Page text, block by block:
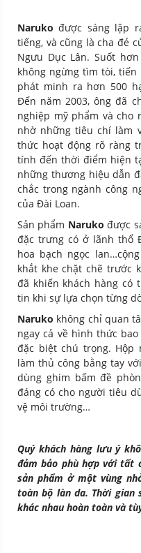
Naruko được sáng lập
tiếng, và cũng là cha đẻ
Ngưu Dục Lân. Suốt
không ngừng tìm tòi, tiến
phát minh ra hơn 500
Đến năm 2003, ông đã
nghiệp mỹ phẩm và cho
nhờ những tiêu chí làm
thức hoạt động rõ ràng
tính đến thời điểm hiện
những thương hiệu dẫn
chắc trong ngành công
của Đài Loan.
Sản phẩm Naruko được
đặc trưng có ở lãnh thổ
hoa bạch ngọc
khắt khe chặt chẽ trước
đã khiến khách hàng có
tin khi sự lựa chọn từng
Naruko không chỉ quan
ngay cả về hình thức
đặc biệt chú trọng. Hộp
làm thủ công bằng tay
dùng ghim bấm đề
đáng có cho người tiêu
vệ môi trường…
Quý khách hàng lưu ý
đảm bảo phù hợp với tất
sản phẩm ở một vùng
toàn bộ làn da. Thời gian
khác nhau hoàn toàn và